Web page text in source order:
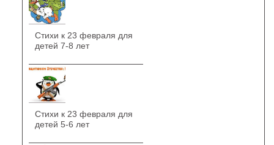
Стихи к 23 февраля для
детей 7-8 лет
Стихи к 23 февраля для
детей 5-6 лет